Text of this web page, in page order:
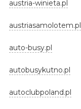
austria-winieta.pl
austriasamolotem.pl
auto-busy.pl
autobusykutno.pl
autoclubpoland.pl